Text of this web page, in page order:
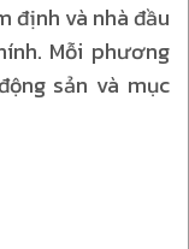
định và nhà đầu
Mỗi phương
sản và mục